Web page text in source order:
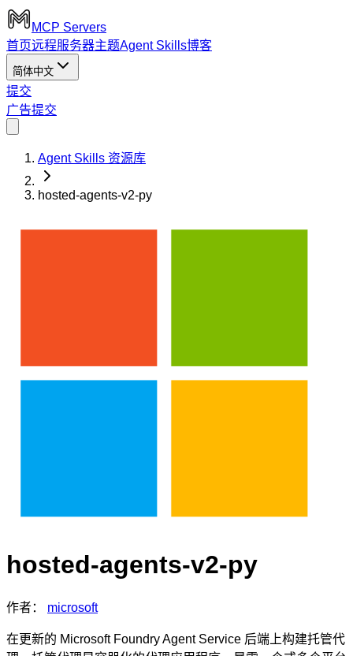
MCP Servers
首页远程服务器主题Agent Skills博客
简体中文
提交
广告提交
Agent Skills 资源库
hosted-agents-v2-py
hosted-agents-v2-py
作者： microsoft
在更新的 Microsoft Foundry Agent Service 后端上构建托管代